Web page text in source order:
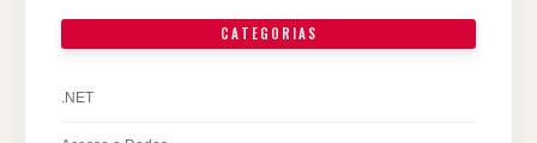
CATEGORIAS
.NET